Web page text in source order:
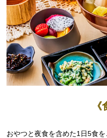
《
おやつと夜食を含めた1日5食